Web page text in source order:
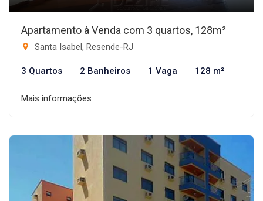
Apartamento à Venda com 3 quartos, 128m²
Santa Isabel, Resende-RJ
3 Quartos 2 Banheiros 1 Vaga 128 m²
Mais informações